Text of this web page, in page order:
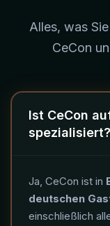
Alles, was
CeCon
Ist CeCon
spezialisiert?
Ja, CeCon ist in
deutschen
einschließlich